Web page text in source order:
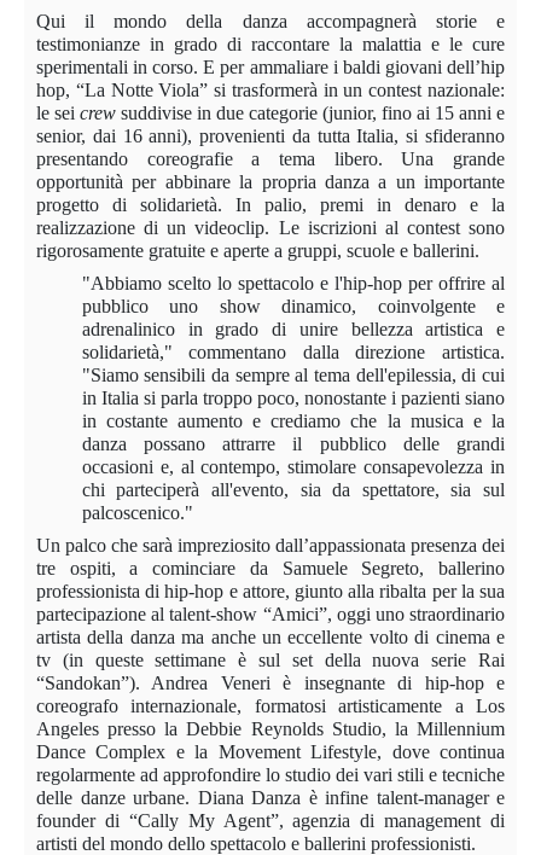
Qui il mondo della danza accompagnerà storie e
testimonianze in grado di raccontare la malattia e le cure
sperimentali in corso. E per ammaliare i baldi giovani dell’hip
hop, “La Notte Viola” si trasformerà in un contest nazionale:
le sei crew suddivise in due categorie (junior, fino ai 15 anni e
senior, dai 16 anni), provenienti da tutta Italia, si sfideranno
presentando coreografie a tema libero. Una grande
opportunità per abbinare la propria danza a un importante
progetto di solidarietà. In palio, premi in denaro e la
realizzazione di un videoclip. Le iscrizioni al contest sono
rigorosamente gratuite e aperte a gruppi, scuole e ballerini.
"Abbiamo scelto lo spettacolo e l'hip-hop per offrire al
pubblico uno show dinamico, coinvolgente e
adrenalinico in grado di unire bellezza artistica e
solidarietà," commentano dalla direzione artistica.
"Siamo sensibili da sempre al tema dell'epilessia, di cui
in Italia si parla troppo poco, nonostante i pazienti siano
in costante aumento e crediamo che la musica e la
danza possano attrarre il pubblico delle grandi
occasioni e, al contempo, stimolare consapevolezza in
chi parteciperà all'evento, sia da spettatore, sia sul
palcoscenico."
Un palco che sarà impreziosito dall’appassionata presenza dei
tre ospiti, a cominciare da Samuele Segreto, ballerino
professionista di hip-hop e attore, giunto alla ribalta per la sua
partecipazione al talent-show “Amici”, oggi uno straordinario
artista della danza ma anche un eccellente volto di cinema e
tv (in queste settimane è sul set della nuova serie Rai
“Sandokan”). Andrea Veneri è insegnante di hip-hop e
coreografo internazionale, formatosi artisticamente a Los
Angeles presso la Debbie Reynolds Studio, la Millennium
Dance Complex e la Movement Lifestyle, dove continua
regolarmente ad approfondire lo studio dei vari stili e tecniche
delle danze urbane. Diana Danza è infine talent-manager e
founder di “Cally My Agent”, agenzia di management di
artisti del mondo dello spettacolo e ballerini professionisti.